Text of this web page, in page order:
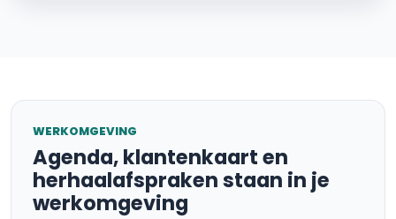
WERKOMGEVING
Agenda, klantenkaart en
herhaalafspraken staan in je
werkomgeving